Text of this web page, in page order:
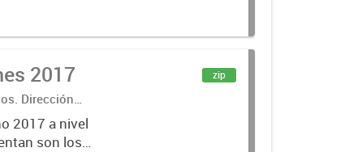
2017
Dirección
2017 a nivel
son los
zip